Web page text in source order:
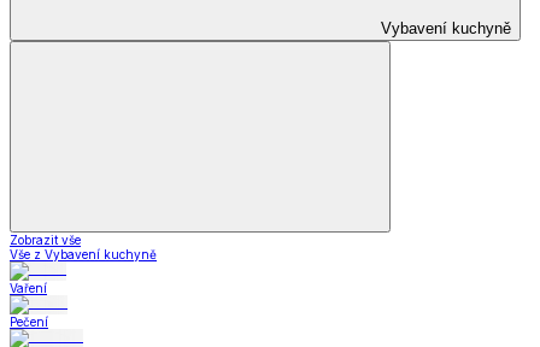
Vybavení kuchyně
Zobrazit vše
Vše z Vybavení kuchyně
Vaření
Pečení